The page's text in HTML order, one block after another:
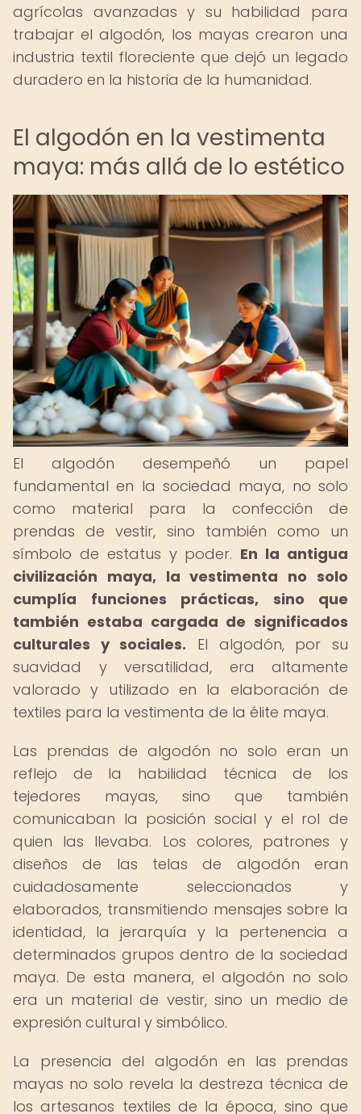
agrícolas avanzadas y su habilidad para
trabajar el algodón, los mayas crearon una
industria textil floreciente que dejó un legado
duradero en la historia de la humanidad.
El algodón en la vestimenta
maya: más allá de lo estético
El algodón desempeñó un papel
fundamental en la sociedad maya, no solo
como material para la confección de
prendas de vestir, sino también como un
símbolo de estatus y poder. En la antigua
civilización maya, la vestimenta no solo
cumplía funciones prácticas, sino que
también estaba cargada de significados
culturales y sociales. El algodón, por su
suavidad y versatilidad, era altamente
valorado y utilizado en la elaboración de
textiles para la vestimenta de la élite maya.
Las prendas de algodón no solo eran un
reflejo de la habilidad técnica de los
tejedores mayas, sino que también
comunicaban la posición social y el rol de
quien las llevaba. Los colores, patrones y
diseños de las telas de algodón eran
cuidadosamente seleccionados y
elaborados, transmitiendo mensajes sobre la
identidad, la jerarquía y la pertenencia a
determinados grupos dentro de la sociedad
maya. De esta manera, el algodón no solo
era un material de vestir, sino un medio de
expresión cultural y simbólico.
La presencia del algodón en las prendas
mayas no solo revela la destreza técnica de
los artesanos textiles de la época, sino que